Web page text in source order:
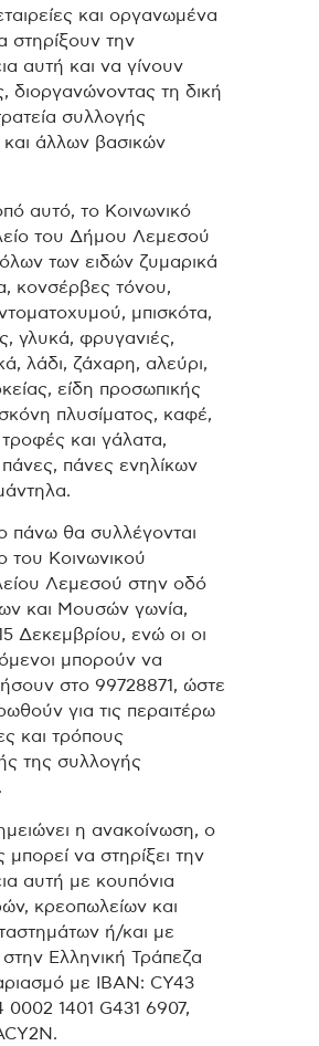
και οργανωμένα
στηρίξουν την
αυτή και να γίνουν
διοργανώνοντας τη δική
συλλογής
άλλων βασικών
αυτό, το Κοινωνικό
του Δήμου Λεμεσού
των ειδών ζυμαρικά
κονσέρβες τόνου,
μπισκότα,
γλυκά, φρυγανιές,
λάδι, ζάχαρη, αλεύρι,
είδη προσωπικής
σκόνη πλυσίματος, καφέ,
και γάλατα,
πάνες ενηλίκων
πάνω θα συλλέγονται
του Κοινωνικού
Λεμεσού στην οδό
και Μουσών γωνία,
Δεκεμβρίου, ενώ οι οι
μπορούν να
στο 99728871, ώστε
για τις περαιτέρω
και τρόπους
της συλλογής
η ανακοίνωση, ο
μπορεί να στηρίξει την
αυτή με κουπόνια
κρεοπωλείων και
ή/και με
Ελληνική Τράπεζα
με IBAN: CY43
0002 1401 G431 6907,